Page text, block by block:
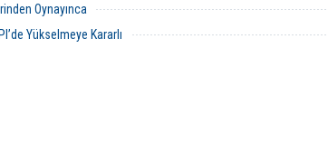
Oynayınca
Yükselmeye Kararlı